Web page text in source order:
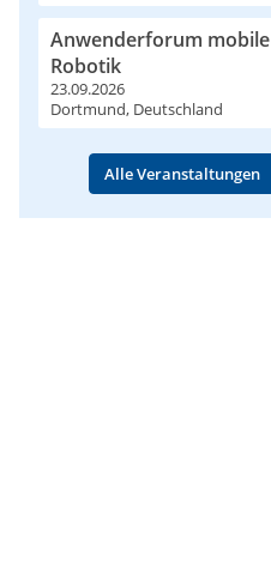
Anwenderforum mobile
Robotik
23.09.2026
Dortmund, Deutschland
Alle Veranstaltungen